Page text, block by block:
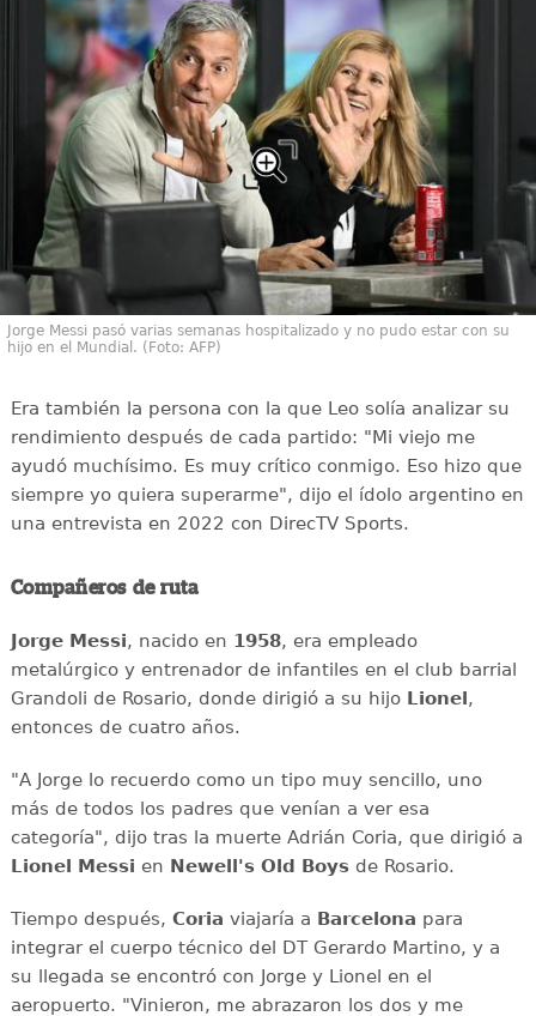
Jorge Messi pasó varias semanas hospitalizado y no pudo estar con su
hijo en el Mundial. (Foto: AFP)
Era también la persona con la que Leo solía analizar su
rendimiento después de cada partido: "Mi viejo me
ayudó muchísimo. Es muy crítico conmigo. Eso hizo que
siempre yo quiera superarme", dijo el ídolo argentino en
una entrevista en 2022 con DirecTV Sports.
Compañeros de ruta
Jorge Messi, nacido en 1958, era empleado
metalúrgico y entrenador de infantiles en el club barrial
Grandoli de Rosario, donde dirigió a su hijo Lionel,
entonces de cuatro años.
"A Jorge lo recuerdo como un tipo muy sencillo, uno
más de todos los padres que venían a ver esa
categoría", dijo tras la muerte Adrián Coria, que dirigió a
Lionel Messi en Newell's Old Boysde Rosario.
Tiempo después, Coria viajaría a Barcelona para
integrar el cuerpo técnico del DT Gerardo Martino, y a
su llegada se encontró con Jorge y Lionel en el
aeropuerto. "Vinieron, me abrazaron los dos y me